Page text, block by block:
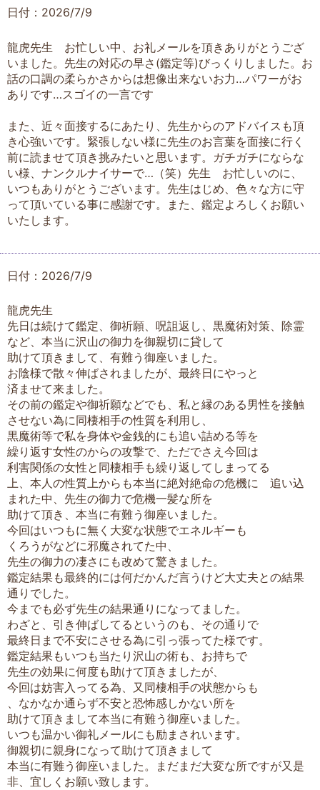
日付：2026/7/9
龍虎先生 お忙しい中、お礼メールを頂きありがとうござ
いました。先生の対応の早さ(鑑定等)びっくりしました。お
話の口調の柔らかさからは想像出来ないお力…パワーがお
ありです…スゴイの一言です
また、近々面接するにあたり、先生からのアドバイスも頂
き心強いです。緊張しない様に先生のお言葉を面接に行く
前に読ませて頂き挑みたいと思います。ガチガチにならな
い様、ナンクルナイサーで…（笑）先生 お忙しいのに、
いつもありがとうございます。先生はじめ、色々な方に守
って頂いている事に感謝です。また、鑑定よろしくお願い
いたします。
日付：2026/7/9
龍虎先生
先日は続けて鑑定、御祈願、呪詛返し、黒魔術対策、除霊
など、本当に沢山の御力を御親切に貸して
助けて頂きまして、有難う御座いました。
お陰様で散々伸ばされましたが、最終日にやっと
済ませて来ました。
その前の鑑定や御祈願などでも、私と縁のある男性を接触
させない為に同棲相手の性質を利用し、
黒魔術等で私を身体や金銭的にも追い詰める等を
繰り返す女性のからの攻撃で、ただでさえ今回は
利害関係の女性と同棲相手も繰り返してしまってる
上、本人の性質上からも本当に絶対絶命の危機に 追い込
まれた中、先生の御力で危機一髪な所を
助けて頂き、本当に有難う御座いました。
今回はいつもに無く大変な状態でエネルギーも
くろうがなどに邪魔されてた中、
先生の御力の凄さにも改めて驚きました。
鑑定結果も最終的には何だかんだ言うけど大丈夫との結果
通りでした。
今までも必ず先生の結果通りになってました。
わざと、引き伸ばしてるというのも、その通りで
最終日まで不安にさせる為に引っ張ってた様です。
鑑定結果もいつも当たり沢山の術も、お持ちで
先生の効果に何度も助けて頂きましたが、
今回は妨害入ってる為、又同棲相手の状態からも
、なかなか通らず不安と恐怖感しかない所を
助けて頂きまして本当に有難う御座いました。
いつも温かい御礼メールにも励まされいます。
御親切に親身になって助けて頂きまして
本当に有難う御座いました。まだまだ大変な所ですが又是
非、宜しくお願い致します。